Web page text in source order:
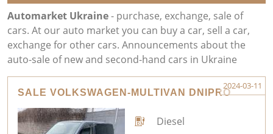
Automarket Ukraine- purchase, exchange, sale of
cars. At our auto market you can buy a car, sell a car,
exchange for other cars. Announcements about the
auto-sale of new and second-hand cars in Ukraine
SALE VOLKSWAGEN-MULTIVAN DNIPRO
2024-03-11
Diesel